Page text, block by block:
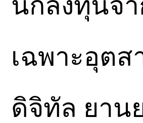
นักลงทุนจ
เฉพาะอุต
ดิจิทัล ยาน